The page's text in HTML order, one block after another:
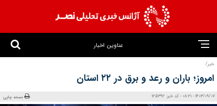
عناوین اخبار
خبر/
امروز؛ باران و رعد و برق در ۲۲ استان
1403/09/07 - 08:21 - کد خبر: 125392 نسخه چاپی